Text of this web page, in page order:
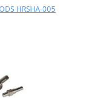
HRSHA-005